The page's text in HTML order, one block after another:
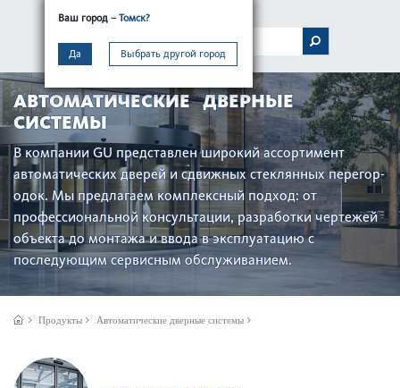
Ваш город – Томск?
Да Выбрать другой город
МЕНЮ
АВТОМАТИЧЕСКИЕ ДВЕРНЫЕ
СИСТЕМЫ
В компании GU представлен широкий ассортимент
автом­ат­ических дверей и сдвижных стеклянных пер­егор­
одок. Мы предлагаем комплексный подход: от
профессиональной консультации, раз­р­а­ботки чертежей
объекта до монтажа и ввода в эксплуат­ацию с
последующим сервисным обслуживанием.
Продукты Автом­ат­ические дверные сис­темы